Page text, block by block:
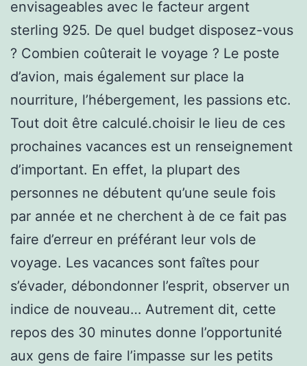
envisageables avec le facteur argent
sterling 925. De quel budget disposez-vous
? Combien coûterait le voyage ? Le poste
d’avion, mais également sur place la
nourriture, l’hébergement, les passions etc.
Tout doit être calculé.choisir le lieu de ces
prochaines vacances est un renseignement
d’important. En effet, la plupart des
personnes ne débutent qu’une seule fois
par année et ne cherchent à de ce fait pas
faire d’erreur en préférant leur vols de
voyage. Les vacances sont faîtes pour
s’évader, débondonner l’esprit, observer un
indice de nouveau… Autrement dit, cette
repos des 30 minutes donne l’opportunité
aux gens de faire l’impasse sur les petits